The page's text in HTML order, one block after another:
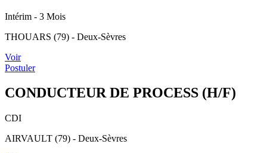
Intérim - 3 Mois
THOUARS (79) - Deux-Sèvres
Voir
Postuler
CONDUCTEUR DE PROCESS (H/F)
CDI
AIRVAULT (79) - Deux-Sèvres